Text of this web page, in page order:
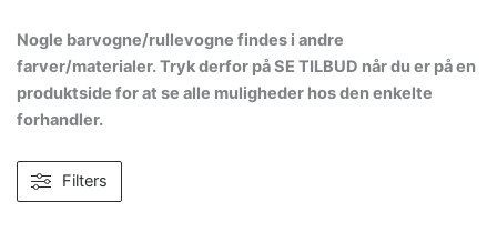
Nogle barvogne/rullevogne findes i andre
farver/materialer. Tryk derfor på SE TILBUD når du er på en
produktside for at se alle muligheder hos den enkelte
forhandler.
Filters